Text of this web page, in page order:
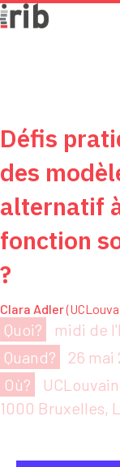
Défis
des
alternatif
fonction
?
Clara Adler
Quoi?
midi de
Quand?
26 mai
Où?
1000 Bruxelles,